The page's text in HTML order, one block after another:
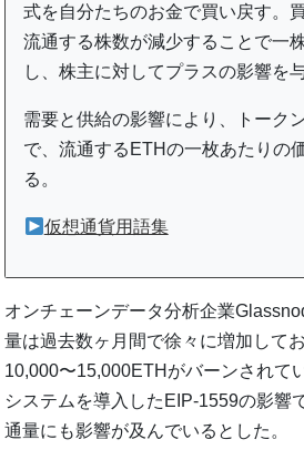
式を自分たちのお金で買い戻す。
流通する株数が減少することで一
し、株主に対してプラスの影響を
需要と供給の影響により、トーク
で、流通するETHの一枚あたりの
る。
仮想通貨用語集
オンチェーンデータ分析企業
量は過去数ヶ月間で徐々に増加して
10,000〜15,000ETHがバーンされて
システムを導入したEIP-1559の影響
通量にも影響が及んでいるとした。